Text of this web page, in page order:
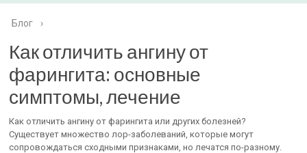
Блог ›
Как отличить ангину от
фарингита: основные
симптомы, лечение
Как отличить ангину от фарингита или других болезней?
Существует множество лор-заболеваний, которые могут
сопровождаться сходными признаками, но лечатся по-разному.